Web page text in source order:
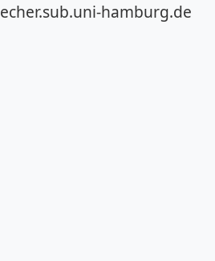
hamburg.de